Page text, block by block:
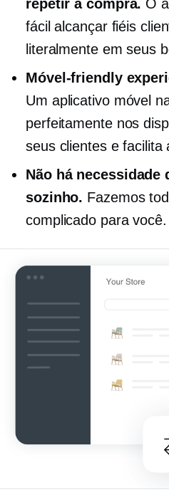
repetir a compra. O
fácil alcançar fiéis
literalmente em seus
Móvel-friendly
Um aplicativo móvel
perfeitamente nos
seus clientes e facilita
Não há
sozinho. Fazemos
complicado para você.